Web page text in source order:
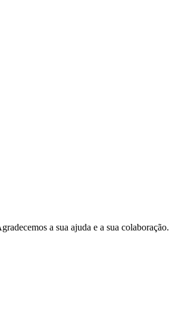
a sua ajuda e a sua colaboração.